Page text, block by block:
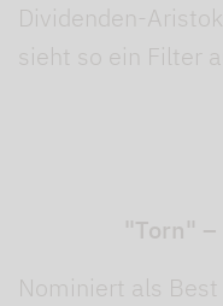
Dividenden-
sieht so ein Filter
"Torn"
Nominiert als